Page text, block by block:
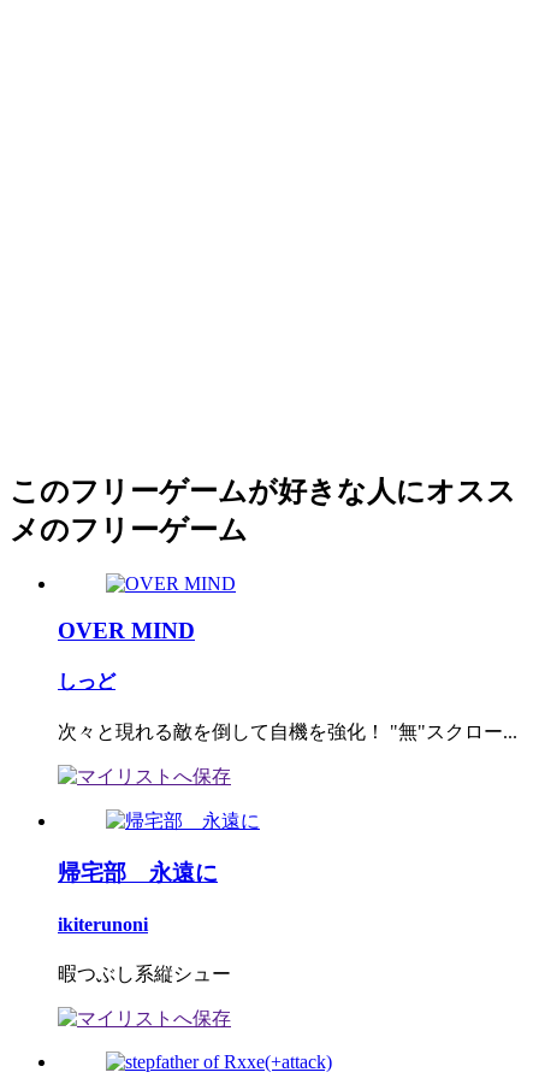
このフリーゲームが好きな人にオスス
メのフリーゲーム
OVER MIND
しっど
次々と現れる敵を倒して自機を強化！ "無"スクロー...
帰宅部 永遠に
ikiterunoni
暇つぶし系縦シュー